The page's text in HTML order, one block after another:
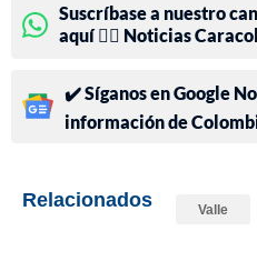
Suscríbase a nuestro
aquí 👉🏻 Noticias Caracol
✔️ Síganos en Google
información de
Relacionados Valle